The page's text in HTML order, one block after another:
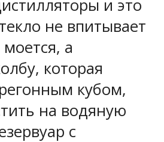
и это
не впитывает
моется, а
которая
кубом,
на водяную
с